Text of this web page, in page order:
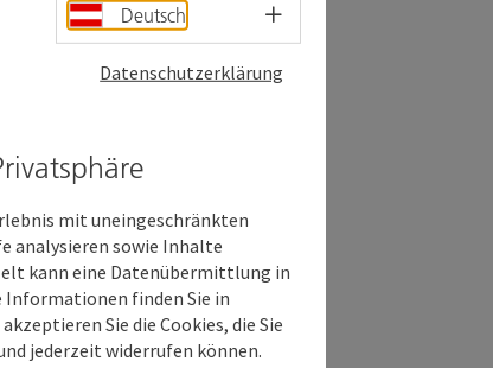
Deutsch Sprachwahl - Menü öffnen
Datenschutzerklärung
mit uneingeschränkten
analysieren sowie Inhalte
kann eine Datenübermittlung in
Informationen finden Sie in
Sie die Cookies, die Sie
jederzeit widerrufen können.